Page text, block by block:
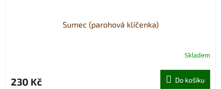
Sumec (parohová klíčenka)
Skladem
230 Kč Do košíku